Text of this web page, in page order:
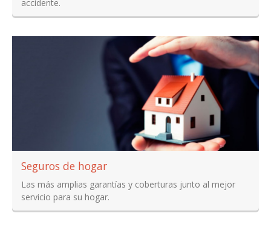
accidente.
Seguros de hogar
Las más amplias garantías y coberturas junto al mejor
servicio para su hogar.